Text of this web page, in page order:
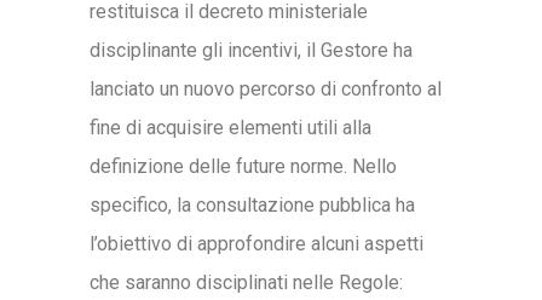
restituisca il decreto ministeriale
disciplinante gli incentivi, il Gestore ha
lanciato un nuovo percorso di confronto al
fine di acquisire elementi utili alla
definizione delle future norme. Nello
specifico, la consultazione pubblica ha
l’obiettivo di approfondire alcuni aspetti
che saranno disciplinati nelle Regole: